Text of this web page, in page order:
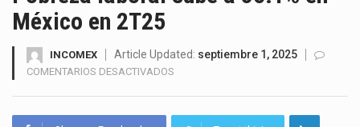
El Gobierno de Estados Unidos ha procesado la devolución de aproximadamente 100,000 millones de dólares…
México en 2T25
INCOMEX Article Updated: septiembre 1, 2025
COMENTARIOS DESACTIVADOS